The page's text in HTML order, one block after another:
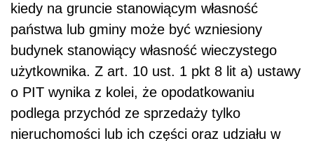
kiedy na gruncie stanowiącym własność
państwa lub gminy może być wzniesiony
budynek stanowiący własność wieczystego
użytkownika. Z art. 10 ust. 1 pkt 8 lit a) ustawy
o PIT wynika z kolei, że opodatkowaniu
podlega przychód ze sprzedaży tylko
nieruchomości lub ich części oraz udziału w